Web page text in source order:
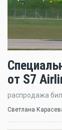
от S7
распродажа
Светлана